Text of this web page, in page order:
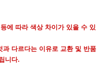
에 따라 색상 차이가 있을 수 있
과 다르다는 이유로 교환 및 반품
니다.